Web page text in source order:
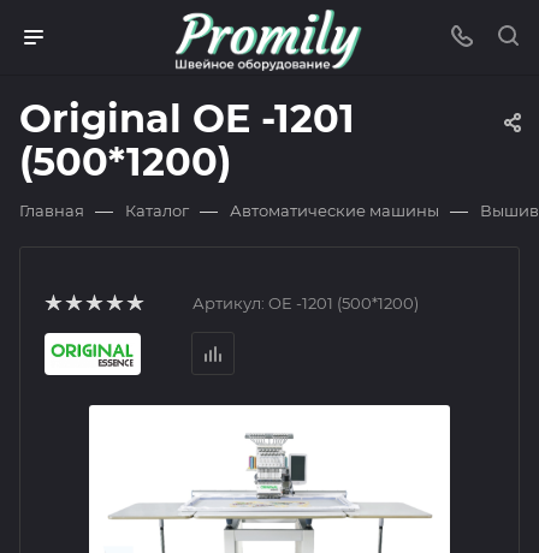
Original OE -1201
(500*1200)
Главная — Каталог — Автоматические машины —
Артикул: OE -1201 (500*1200)